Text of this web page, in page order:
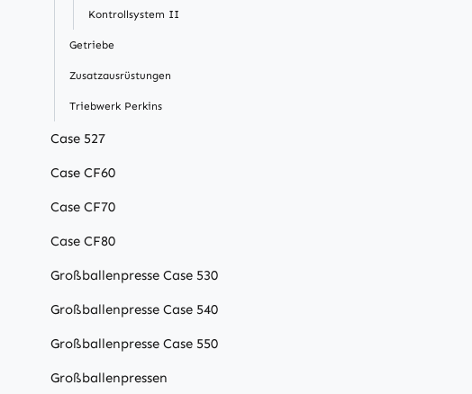
Kontrollsystem II
Getriebe
Zusatzausrüstungen
Triebwerk Perkins
Case 527
Case CF60
Case CF70
Case CF80
Großballenpresse Case 530
Großballenpresse Case 540
Großballenpresse Case 550
Großballenpressen